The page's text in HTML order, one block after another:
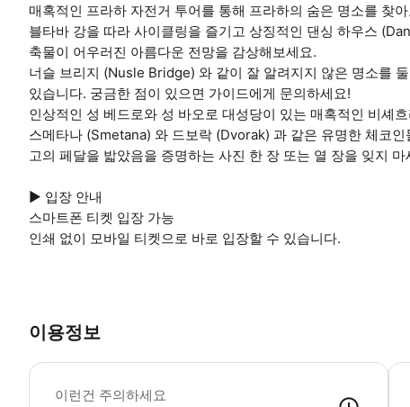
매혹적인 프라하 자전거 투어를 통해 프라하의 숨은 명소를 찾
블타바 강을 따라 사이클링을 즐기고 상징적인 댄싱 하우스
축물이 어우러진 아름다운 전망을 감상해보세요.
너슬 브리지 (Nusle Bridge) 와 같이 잘 알려지지 않은 명소를
있습니다. 궁금한 점이 있으면 가이드에게 문의하세요!
인상적인 성 베드로와 성 바오로 대성당이 있는 매혹적인 비셰
스메타나 (Smetana) 와 드보락 (Dvorak) 과 같은 유명한 체코
고의 페달을 밟았음을 증명하는 사진 한 장 또는 열 장을 잊지 마
▶ 입장 안내
스마트폰 티켓 입장 가능
인쇄 없이 모바일 티켓으로 바로 입장할 수 있습니다.
이용정보
이런건 주의하세요